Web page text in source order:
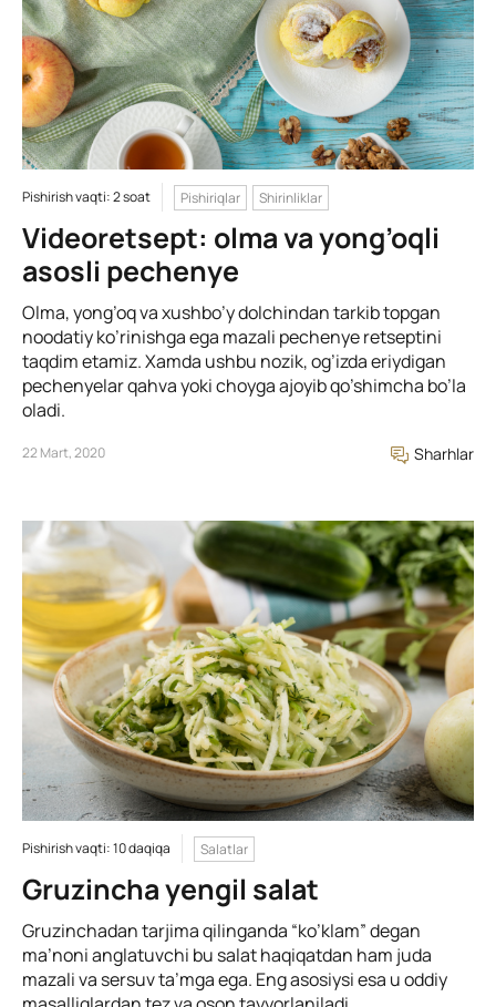
Pishirish vaqti: 2 soat Pishiriqlar Shirinliklar
Videoretsept: olma va yong’oqli
asosli pechenye
Olma, yong’oq va xushbo’y dolchindan tarkib topgan
noodatiy ko’rinishga ega mazali pechenye retseptini
taqdim etamiz. Xamda ushbu nozik, og’izda eriydigan
pechenyelar qahva yoki choyga ajoyib qo’shimcha bo’la
oladi.
22 Mart, 2020 Sharhlar
Pishirish vaqti: 10 daqiqa Salatlar
Gruzincha yengil salat
Gruzinchadan tarjima qilinganda “ko’klam” degan
ma’noni anglatuvchi bu salat haqiqatdan ham juda
mazali va sersuv ta’mga ega. Eng asosiysi esa u oddiy